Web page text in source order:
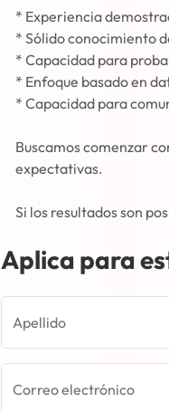
* Experiencia
* Sólido conocimiento
* Capacidad para
* Enfoque basado en
* Capacidad para
Buscamos comenzar
expectativas.
Si los resultados son
Aplica para
Apellido
Correo electrónico